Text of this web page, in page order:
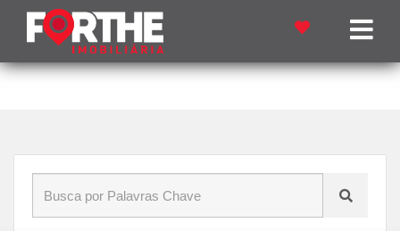
Início»Blog » Performance em Vendas